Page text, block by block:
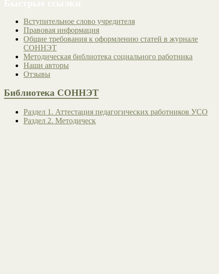
Вступительное слово учредителя
Правовая информация
Общие требования к оформлению статей в журнале
СОННЭТ
Методическая библиотека социального работника
Наши авторы
Отзывы
Библиотека СОННЭТ
Раздел 1. Аттестация педагогических работников УСО
Раздел 2. Методическ